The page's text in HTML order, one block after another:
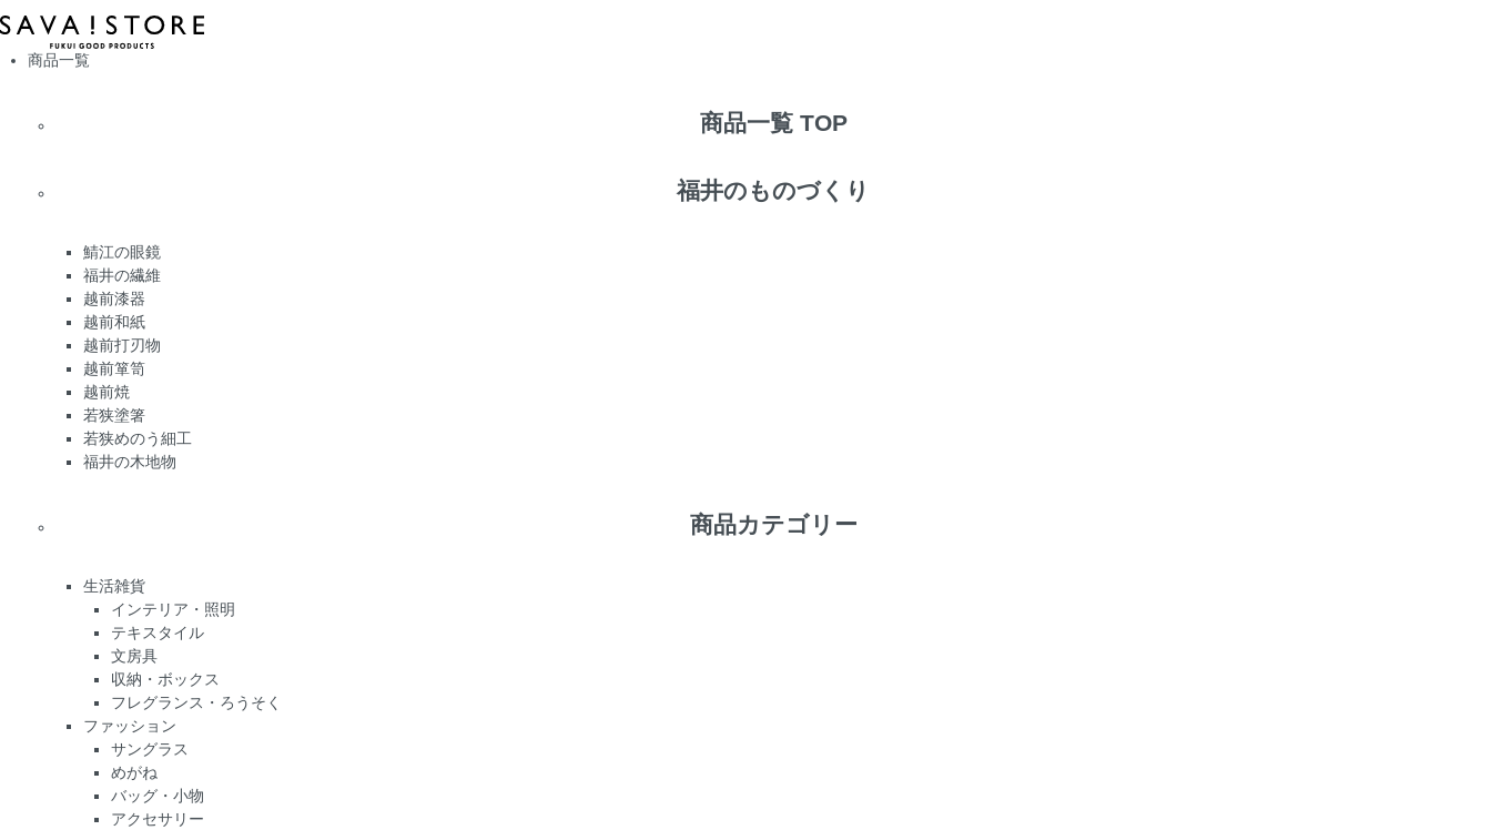
商品一覧
商品一覧 TOP
福井のものづくり
鯖江の眼鏡
福井の繊維
越前漆器
越前和紙
越前打刃物
越前箪笥
越前焼
若狭塗箸
若狭めのう細工
福井の木地物
商品カテゴリー
生活雑貨
インテリア・照明
テキスタイル
文房具
収納・ボックス
フレグランス・ろうそく
ファッション
サングラス
めがね
バッグ・小物
アクセサリー